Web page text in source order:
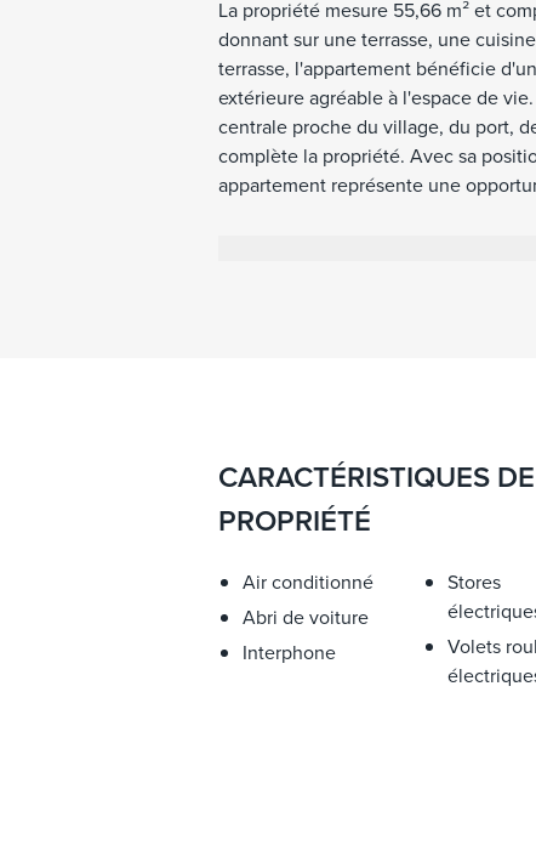
La propriété mesure 55,66 m² et
donnant sur une terrasse, une
terrasse, l'appartement bénéficie
extérieure agréable à l'espace de
centrale proche du village, du port,
complète la propriété. Avec sa
appartement représente une
CARACTÉRISTIQUES
PROPRIÉTÉ
Air conditionné
Abri de voiture
Interphone
Stores
Volets